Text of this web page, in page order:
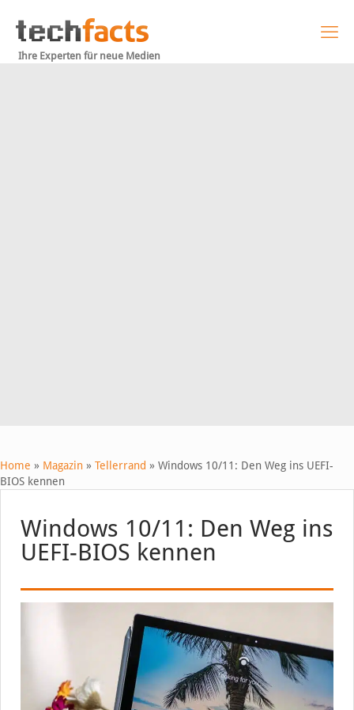
Ihre Experten für neue Medien
Home » Magazin » Tellerrand » Windows 10/11: Den Weg ins UEFI-
BIOS kennen
Windows 10/11: Den Weg ins
UEFI-BIOS kennen